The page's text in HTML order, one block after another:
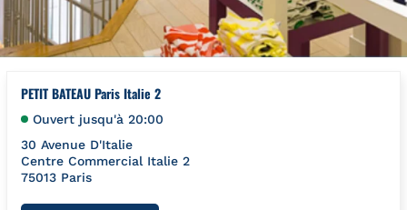
PETIT BATEAU Paris Italie 2
Ouvert jusqu'à 20:00
30 Avenue D'Italie
Centre Commercial Italie 2
75013 Paris